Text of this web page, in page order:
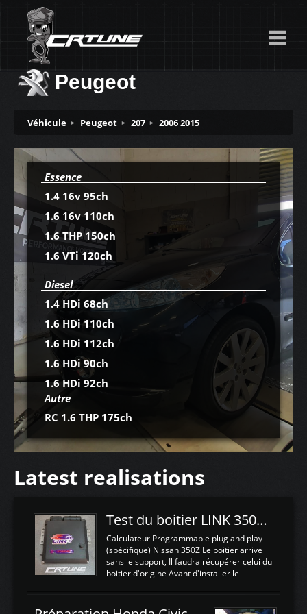
Peugeot
Véhicule Peugeot 207 2006 2015
Essence
1.4 16v 95ch
1.6 16v 110ch
1.6 THP 150ch
1.6 VTi 120ch
Diesel
1.4 HDi 68ch
1.6 HDi 110ch
1.6 HDi 112ch
1.6 HDi 90ch
1.6 HDi 92ch
Autre
RC 1.6 THP 175ch
Latest realisations
Test du boitier LINK 350Z Plugin ECU
Calculateur Programmable plug and play
(spécifique) Nissan 350Z Le boitier arrive
sans le support, Il faudra récupérer celui du
boitier d'origine Avant d'installer le
d'envoyer l'information de la large bande